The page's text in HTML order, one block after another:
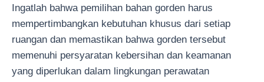
Ingatlah bahwa pemilihan bahan gorden harus
mempertimbangkan kebutuhan khusus dari setiap
ruangan dan memastikan bahwa gorden tersebut
memenuhi persyaratan kebersihan dan keamanan
yang diperlukan dalam lingkungan perawatan